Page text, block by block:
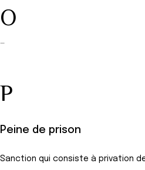
O
—
P
Peine de prison
Sanction qui consiste à privation